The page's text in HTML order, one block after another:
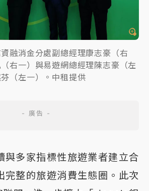
融消金分處副總經理康志豪（右
右一）與易遊網總經理陳志豪（左
（左一）。中租提供
與多家指標性旅遊業者建立合
完整的旅遊消費生態圈。此次